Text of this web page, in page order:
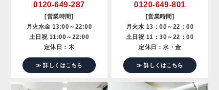
0120-649-287
[営業時間]
月火水金 13:00～22:00
土日祝 11:00～22:00
定休日：木
≫ 詳しくはこちら
0120-649-801
[営業時間]
月火水 13：00～22：00
土日祝 11：30～22：00
定休日：水・金
≫ 詳しくはこちら